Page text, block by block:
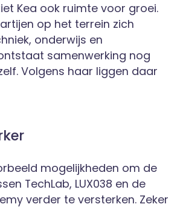
Kea ook ruimte voor groei.
op het terrein zich
onderwijs en
samenwerking nog
Volgens haar liggen daar
mogelijkheden om de
TechLab, LUX038 en de
verder te versterken. Zeker